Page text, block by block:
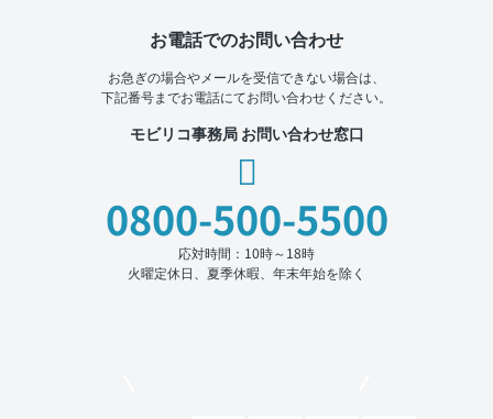
お電話でのお問い合わせ
お急ぎの場合やメールを受信できない場合は、
下記番号までお電話にてお問い合わせください。
モビリコ事務局 お問い合わせ窓口
0800-500-5500
応対時間：10時～18時
火曜定休日、夏季休暇、年末年始を除く